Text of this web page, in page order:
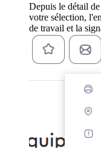
Depuis le détail
votre sélection,
de travail et la